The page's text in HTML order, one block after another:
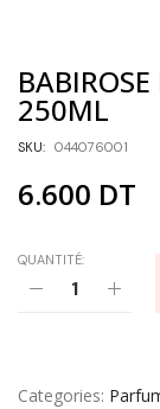
250ML
SKU: 044076001
6.600 DT
QUANTITÉ:
Categories